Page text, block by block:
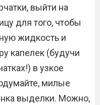
выйти на
для того, чтобы
жидкость и
капелек (будучи
в узкое
милые
выделки. Можно,